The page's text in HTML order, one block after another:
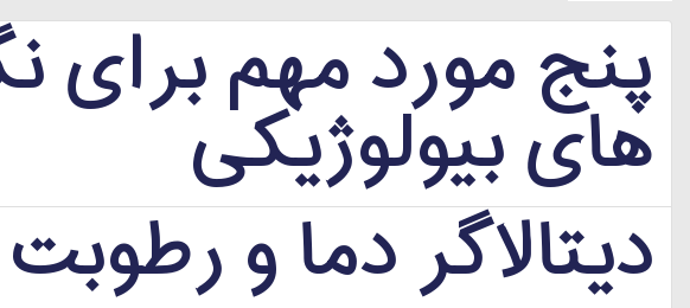
پنج مورد مهم برای
های بیولوژیکی
دیتالاگر دما و